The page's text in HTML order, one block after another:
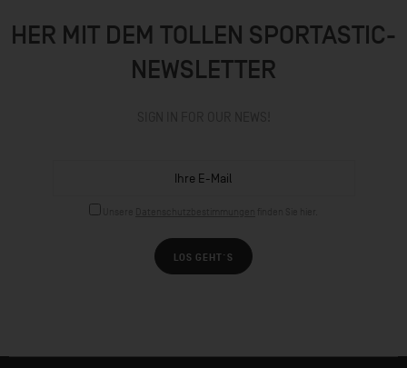
HER MIT DEM TOLLEN SPORTASTIC-
NEWSLETTER
LOS GEHT´S